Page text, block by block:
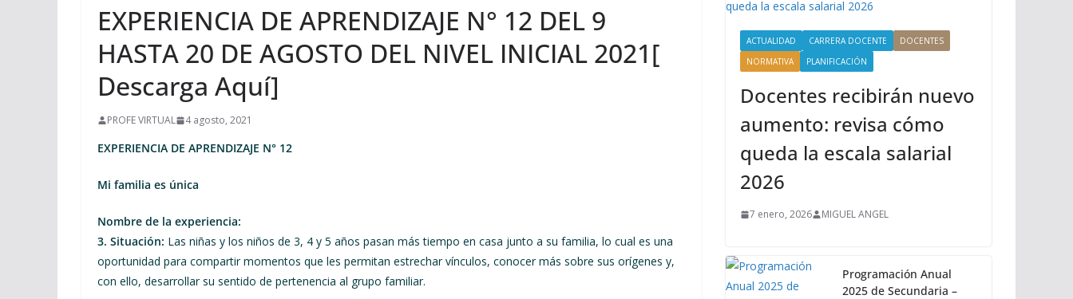
EXPERIENCIA DE APRENDIZAJE N° 12 DEL 9
HASTA 20 DE AGOSTO DEL NIVEL INICIAL 2021[
Descarga Aquí]
PROFE VIRTUAL 4 agosto, 2021
EXPERIENCIA DE APRENDIZAJE N° 12
Mi familia es única
Nombre de la experiencia:
3. Situación: Las niñas y los niños de 3, 4 y 5 años pasan más tiempo en casa junto a su familia, lo cual es una
oportunidad para compartir momentos que les permitan estrechar vínculos, conocer más sobre sus orígenes y,
con ello, desarrollar su sentido de pertenencia al grupo familiar.
ACTUALIDAD CARRERA DOCENTE
DOCENTES
NORMATIVA
PLANIFICACIÓN
Docentes recibirán nuevo
aumento: revisa cómo
queda la escala salarial
2026
7 enero, 2026 MIGUEL ANGEL
Programación Anual
2025 de Secundaria –